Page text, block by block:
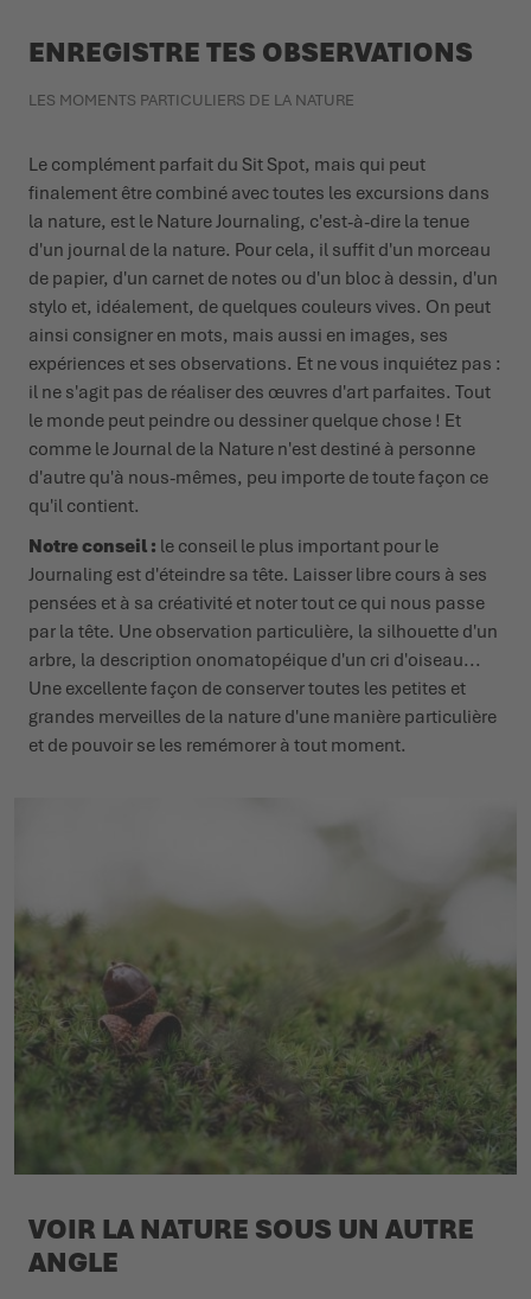
ENREGISTRE TES OBSERVATIONS
LES MOMENTS PARTICULIERS DE LA NATURE
Le complément parfait du Sit Spot, mais qui peut
finalement être combiné avec toutes les excursions dans
la nature, est le Nature Journaling, c'est-à-dire la tenue
d'un journal de la nature. Pour cela, il suffit d'un morceau
de papier, d'un carnet de notes ou d'un bloc à dessin, d'un
stylo et, idéalement, de quelques couleurs vives. On peut
ainsi consigner en mots, mais aussi en images, ses
expériences et ses observations. Et ne vous inquiétez pas :
il ne s'agit pas de réaliser des œuvres d'art parfaites. Tout
le monde peut peindre ou dessiner quelque chose ! Et
comme le Journal de la Nature n'est destiné à personne
d'autre qu'à nous-mêmes, peu importe de toute façon ce
qu'il contient.
Notre conseil : le conseil le plus important pour le
Journaling est d'éteindre sa tête. Laisser libre cours à ses
pensées et à sa créativité et noter tout ce qui nous passe
par la tête. Une observation particulière, la silhouette d'un
arbre, la description onomatopéique d'un cri d'oiseau...
Une excellente façon de conserver toutes les petites et
grandes merveilles de la nature d'une manière particulière
et de pouvoir se les remémorer à tout moment.
VOIR LA NATURE SOUS UN AUTRE
ANGLE